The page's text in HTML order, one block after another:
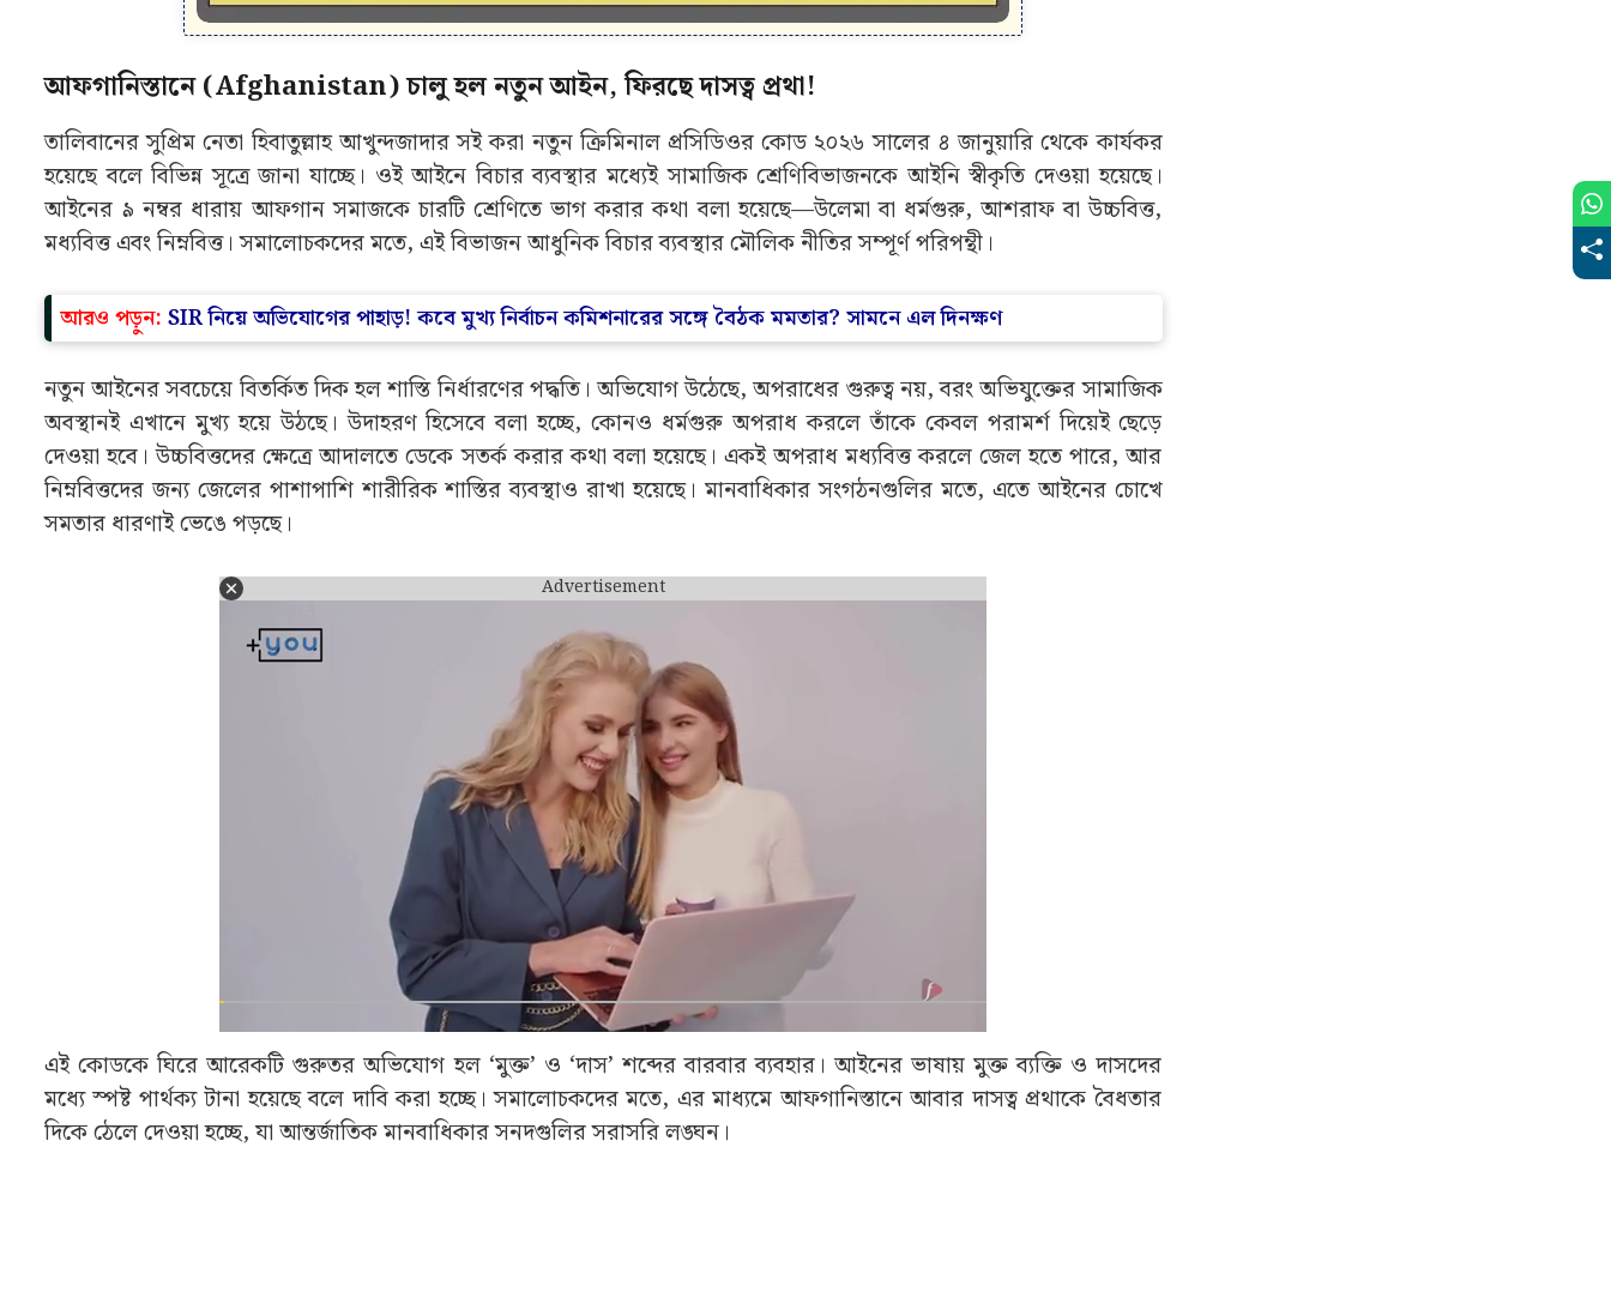
আফগানিস্তানে (Afghanistan) চালু হল নতুন আইন, ফিরছে দাসত্ব প্রথা!
তালিবানের সুপ্রিম নেতা হিবাতুল্লাহ আখুন্দজাদার সই করা নতুন ক্রিমিনাল প্রসিডিওর কোড ২০২৬ সালের ৪ জানুয়ারি থেকে কার্যকর
হয়েছে বলে বিভিন্ন সূত্রে জানা যাচ্ছে। ওই আইনে বিচার ব্যবস্থার মধ্যেই সামাজিক শ্রেণিবিভাজনকে আইনি স্বীকৃতি দেওয়া হয়েছে।
আইনের ৯ নম্বর ধারায় আফগান সমাজকে চারটি শ্রেণিতে ভাগ করার কথা বলা হয়েছে—উলেমা বা ধর্মগুরু, আশরাফ বা উচ্চবিত্ত,
মধ্যবিত্ত এবং নিম্নবিত্ত। সমালোচকদের মতে, এই বিভাজন আধুনিক বিচার ব্যবস্থার মৌলিক নীতির সম্পূর্ণ পরিপন্থী।
আরও পড়ুন: SIR নিয়ে অভিযোগের পাহাড়! কবে মুখ্য নির্বাচন কমিশনারের সঙ্গে বৈঠক মমতার? সামনে এল দিনক্ষণ
নতুন আইনের সবচেয়ে বিতর্কিত দিক হল শাস্তি নির্ধারণের পদ্ধতি। অভিযোগ উঠেছে, অপরাধের গুরুত্ব নয়, বরং অভিযুক্তের সামাজিক
অবস্থানই এখানে মুখ্য হয়ে উঠছে। উদাহরণ হিসেবে বলা হচ্ছে, কোনও ধর্মগুরু অপরাধ করলে তাঁকে কেবল পরামর্শ দিয়েই ছেড়ে
দেওয়া হবে। উচ্চবিত্তদের ক্ষেত্রে আদালতে ডেকে সতর্ক করার কথা বলা হয়েছে। একই অপরাধ মধ্যবিত্ত করলে জেল হতে পারে, আর
নিম্নবিত্তদের জন্য জেলের পাশাপাশি শারীরিক শাস্তির ব্যবস্থাও রাখা হয়েছে। মানবাধিকার সংগঠনগুলির মতে, এতে আইনের চোখে
সমতার ধারণাই ভেঙে পড়ছে।
Advertisement
এই কোডকে ঘিরে আরেকটি গুরুতর অভিযোগ হল ‘মুক্ত’ ও ‘দাস’ শব্দের বারবার ব্যবহার। আইনের ভাষায় মুক্ত ব্যক্তি ও দাসদের
মধ্যে স্পষ্ট পার্থক্য টানা হয়েছে বলে দাবি করা হচ্ছে। সমালোচকদের মতে, এর মাধ্যমে আফগানিস্তানে আবার দাসত্ব প্রথাকে বৈধতার
দিকে ঠেলে দেওয়া হচ্ছে, যা আন্তর্জাতিক মানবাধিকার সনদগুলির সরাসরি লঙ্ঘন।